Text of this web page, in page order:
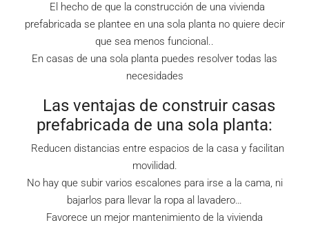
El hecho de que la construcción de una vivienda
prefabricada se plantee en una sola planta no quiere decir
que sea menos funcional..
En casas de una sola planta puedes resolver todas las
necesidades
Las ventajas de construir casas
prefabricada de una sola planta:
Reducen distancias entre espacios de la casa y facilitan
movilidad.
No hay que subir varios escalones para irse a la cama, ni
bajarlos para llevar la ropa al lavadero…
Favorece un mejor mantenimiento de la vivienda